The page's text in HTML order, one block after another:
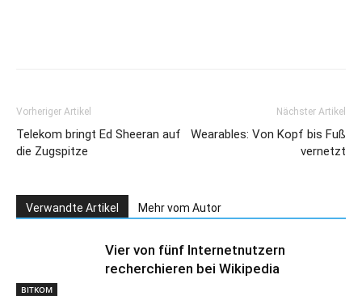
Vorheriger Artikel
Telekom bringt Ed Sheeran auf
die Zugspitze
Nächster Artikel
Wearables: Von Kopf bis Fuß
vernetzt
Verwandte Artikel Mehr vom Autor
BITKOM
Vier von fünf Internetnutzern
recherchieren bei Wikipedia